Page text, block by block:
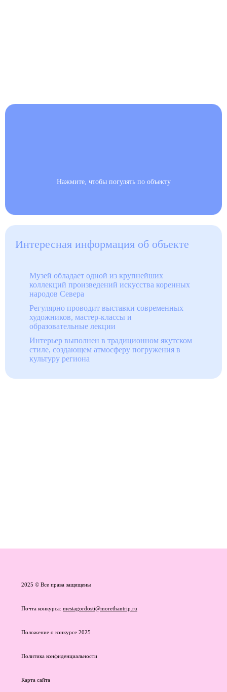
Нажмите, чтобы погулять по объекту
Интересная информация об объекте
Музей обладает одной из крупнейших
коллекций произведений искусства коренных
народов Севера
Регулярно проводит выставки современных
художников, мастер-классы и
образовательные лекции
Интерьер выполнен в традиционном якутском
стиле, создающем атмосферу погружения в
культуру региона
2025 © Все права защищены
Почта конкурса: mestagordosti@morethantrip.ru
Положение о конкурсе 2025
Политика конфиденциальности
Карта сайта